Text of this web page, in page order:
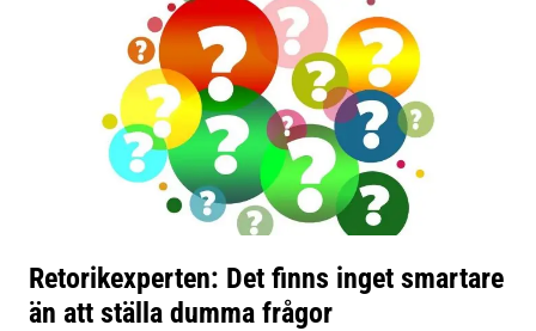
Retorikexperten: Det finns inget smartare
än att ställa dumma frågor